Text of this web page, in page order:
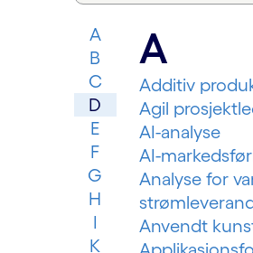
A
B
C
D
E
F
G
H
I
K
A
Additiv
Agil
AI-analyse
AI-
Analyse for
Anvendt